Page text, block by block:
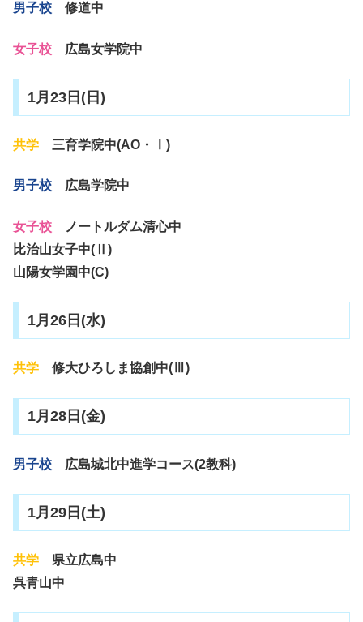
男子校 修道中
女子校 広島女学院中
1月23日(日)
共学 三育学院中(AO・Ⅰ)
男子校 広島学院中
女子校 ノートルダム清心中
比治山女子中(Ⅱ)
山陽女学園中(C)
1月26日(水)
共学 修大ひろしま協創中(Ⅲ)
1月28日(金)
男子校 広島城北中進学コース(2教科)
1月29日(土)
共学 県立広島中
呉青山中